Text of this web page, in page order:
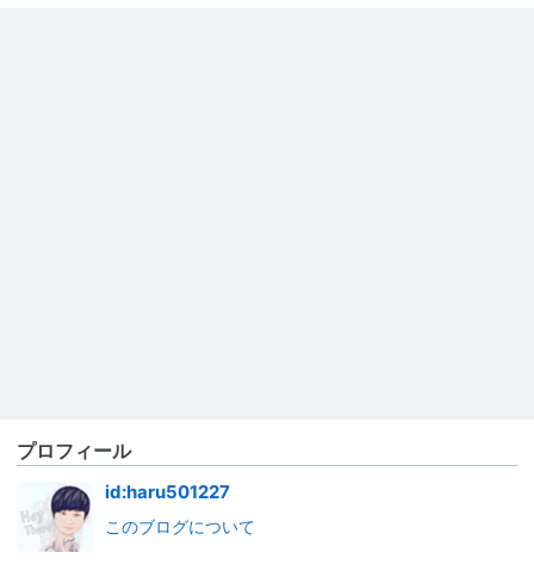
プロフィール
id:haru501227
このブログについて